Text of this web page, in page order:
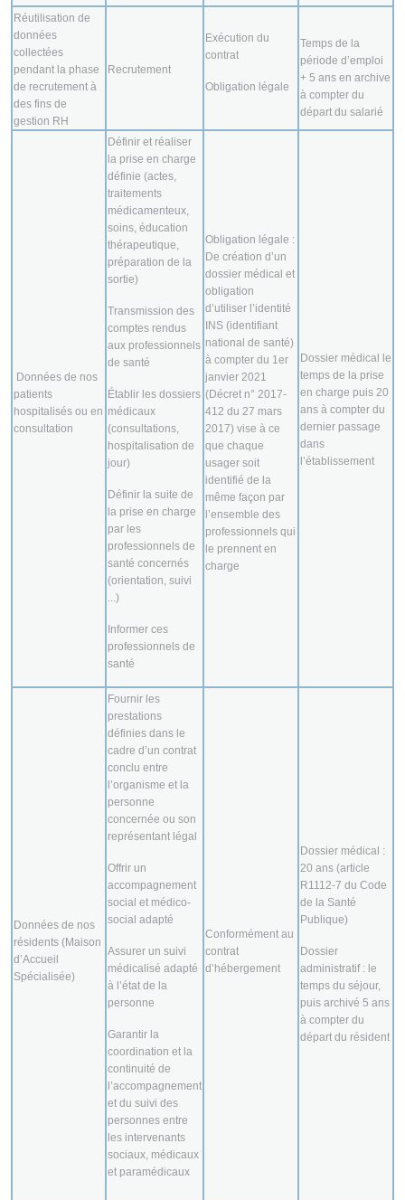
Réutilisation de
données
collectées
pendant la phase
de recrutement à
des fins de
gestion RH
Recrutement
Exécution du
contrat
Obligation légale
Temps de la
période d’emploi
+ 5 ans en archive
à compter du
départ du salarié
Données de nos
patients
hospitalisés ou en
consultation
Définir et réaliser
la prise en charge
définie (actes,
traitements
médicamenteux,
soins, éducation
thérapeutique,
préparation de la
sortie)
Transmission des
comptes rendus
aux professionnels
de santé
Établir les dossiers
médicaux
(consultations,
hospitalisation de
jour)
Définir la suite de
la prise en charge
par les
professionnels de
santé concernés
(orientation, suivi
...)
Informer ces
professionnels de
santé
Obligation légale :
De création d’un
dossier médical et
obligation
d’utiliser l’identité
INS (identifiant
national de santé)
à compter du 1er
janvier 2021
(Décret n° 2017-
412 du 27 mars
2017) vise à ce
que chaque
usager soit
identifié de la
même façon par
l’ensemble des
professionnels qui
le prennent en
charge
Dossier médical le
temps de la prise
en charge puis 20
ans à compter du
dernier passage
dans
l’établissement
Données de nos
résidents (Maison
d’Accueil
Spécialisée)
Fournir les
prestations
définies dans le
cadre d’un contrat
conclu entre
l’organisme et la
personne
concernée ou son
représentant légal
Offrir un
accompagnement
social et médico-
social adapté
Assurer un suivi
médicalisé adapté
à l’état de la
personne
Garantir la
coordination et la
continuité de
l’accompagnement
et du suivi des
personnes entre
les intervenants
sociaux, médicaux
et paramédicaux
Conformément au
contrat
d’hébergement
Dossier médical :
20 ans (article
R1112-7 du Code
de la Santé
Publique)
Dossier
administratif : le
temps du séjour,
puis archivé 5 ans
à compter du
départ du résident